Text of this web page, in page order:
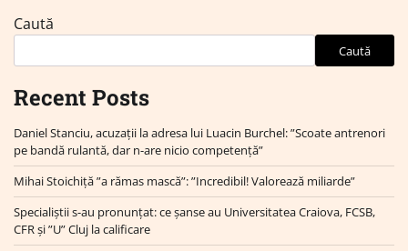
Caută
Caută
Recent Posts
Daniel Stanciu, acuzații la adresa lui Luacin Burchel: ”Scoate antrenori
pe bandă rulantă, dar n-are nicio competență”
Mihai Stoichiță ”a rămas mască”: ”Incredibil! Valorează miliarde”
Specialiștii s-au pronunțat: ce șanse au Universitatea Craiova, FCSB,
CFR și ”U” Cluj la calificare